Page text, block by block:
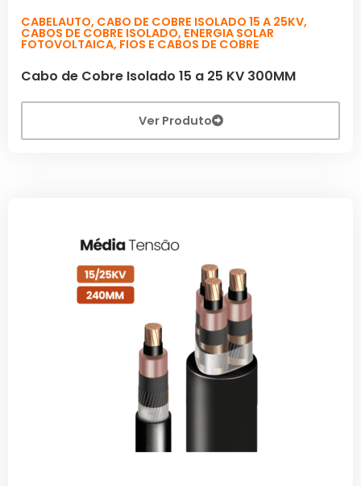
CABELAUTO, CABO DE COBRE ISOLADO 15 A 25KV,
CABOS DE COBRE ISOLADO, ENERGIA SOLAR
FOTOVOLTAICA, FIOS E CABOS DE COBRE
Cabo de Cobre Isolado 15 a 25 KV 300MM
Ver Produto